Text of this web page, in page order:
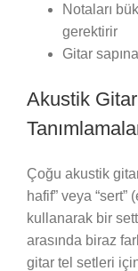
Notaları
gerektirir
Gitar
Akustik
Çoğu akustik
hafif” veya
kullanarak bir
arasında biraz
gitar tel setleri